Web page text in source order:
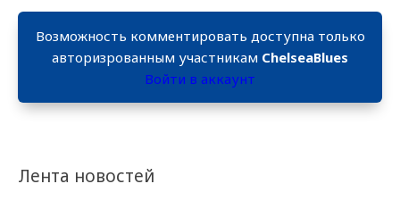
Лента новостей
Возможность комментировать доступна только
авторизрованным участникам ChelseaBlues
Войти в аккаунт